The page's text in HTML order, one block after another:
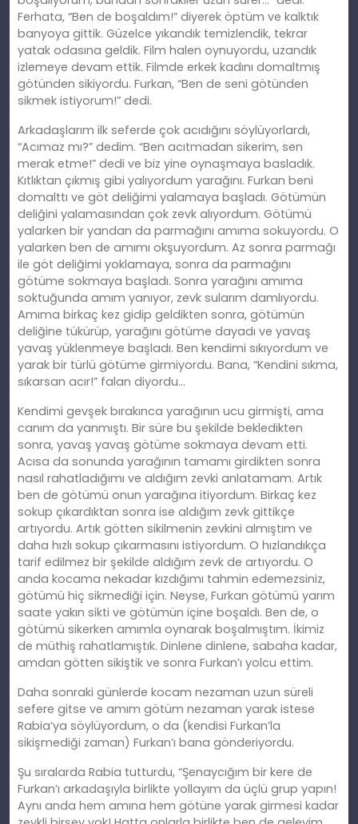
Ferhata, “Ben de boşaldım!” diyerek öptüm ve kalktık
banyoya gittik. Güzelce yıkandık temizlendik, tekrar
yatak odasına geldik. Film halen oynuyordu, uzandık
izlemeye devam ettik. Filmde erkek kadını domaltmış
götünden sikiyordu. Furkan, “Ben de seni götünden
sikmek istiyorum!” dedi.
Arkadaşlarım ilk seferde çok acıdığını söylüyorlardı,
“Acımaz mı?” dedim. “Ben acıtmadan sikerim, sen
merak etme!” dedi ve biz yine oynaşmaya basladık.
Kıtlıktan çıkmış gibi yalıyordum yarağını. Furkan beni
domalttı ve göt deliğimi yalamaya başladı. Götümün
deliğini yalamasından çok zevk alıyordum. Götümü
yalarken bir yandan da parmağını amıma sokuyordu. O
yalarken ben de amımı okşuyordum. Az sonra parmağı
ile göt deliğimi yoklamaya, sonra da parmağını
götüme sokmaya başladı. Sonra yarağını amıma
soktuğunda amım yanıyor, zevk sularım damlıyordu.
Amıma birkaç kez gidip geldikten sonra, götümün
deliğine tükürüp, yarağını götüme dayadı ve yavaş
yavaş yüklenmeye başladı. Ben kendimi sıkıyordum ve
yarak bir türlü götüme girmiyordu. Bana, “Kendini sıkma,
sıkarsan acır!” falan diyordu…
Kendimi gevşek bırakınca yarağının ucu girmişti, ama
canım da yanmıştı. Bir süre bu şekilde bekledikten
sonra, yavaş yavaş götüme sokmaya devam etti.
Acısa da sonunda yarağının tamamı girdikten sonra
nasıl rahatladığımı ve aldığım zevki anlatamam. Artık
ben de götümü onun yarağına itiyordum. Birkaç kez
sokup çıkardıktan sonra ise aldığım zevk gittikçe
artıyordu. Artık götten sikilmenin zevkini almıştım ve
daha hızlı sokup çıkarmasını istiyordum. O hızlandıkça
tarif edilmez bir şekilde aldığım zevk de artıyordu. O
anda kocama nekadar kızdığımı tahmin edemezsiniz,
götümü hiç sikmediği için. Neyse, Furkan götümü yarım
saate yakın sikti ve götümün içine boşaldı. Ben de, o
götümü sikerken amımla oynarak boşalmıştım. İkimiz
de müthiş rahatlamıştık. Dinlene dinlene, sabaha kadar,
amdan götten sikiştik ve sonra Furkan’ı yolcu ettim.
Daha sonraki günlerde kocam nezaman uzun süreli
sefere gitse ve amım götüm nezaman yarak istese
Rabia’ya söylüyordum, o da (kendisi Furkan’la
sikişmediği zaman) Furkan’ı bana gönderiyordu.
Şu sıralarda Rabia tutturdu, “Şenaycığım bir kere de
Furkan’ı arkadaşıyla birlikte yollayım da üçlü grup yapın!
Aynı anda hem amına hem götüne yarak girmesi kadar